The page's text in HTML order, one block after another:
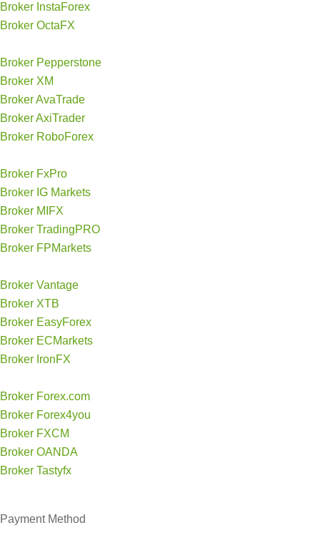
Broker InstaForex
Broker OctaFX
Broker Pepperstone
Broker XM
Broker AvaTrade
Broker AxiTrader
Broker RoboForex
Broker FxPro
Broker IG Markets
Broker MIFX
Broker TradingPRO
Broker FPMarkets
Broker Vantage
Broker XTB
Broker EasyForex
Broker ECMarkets
Broker IronFX
Broker Forex.com
Broker Forex4you
Broker FXCM
Broker OANDA
Broker Tastyfx
PaymentMethod